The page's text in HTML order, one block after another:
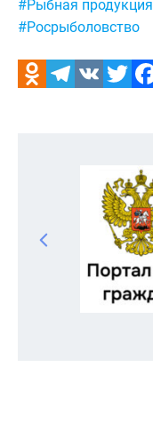
#Рыбная продукция
#Росрыболовство